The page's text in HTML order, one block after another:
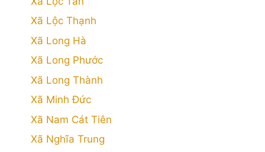
Xã Lộc Thạnh
Xã Long Hà
Xã Long Phước
Xã Long Thành
Xã Minh Đức
Xã Nam Cát Tiên
Xã Nghĩa Trung